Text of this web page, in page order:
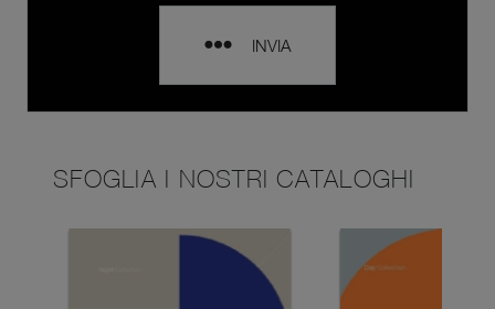
INVIA
SFOGLIA I NOSTRI CATALOGHI